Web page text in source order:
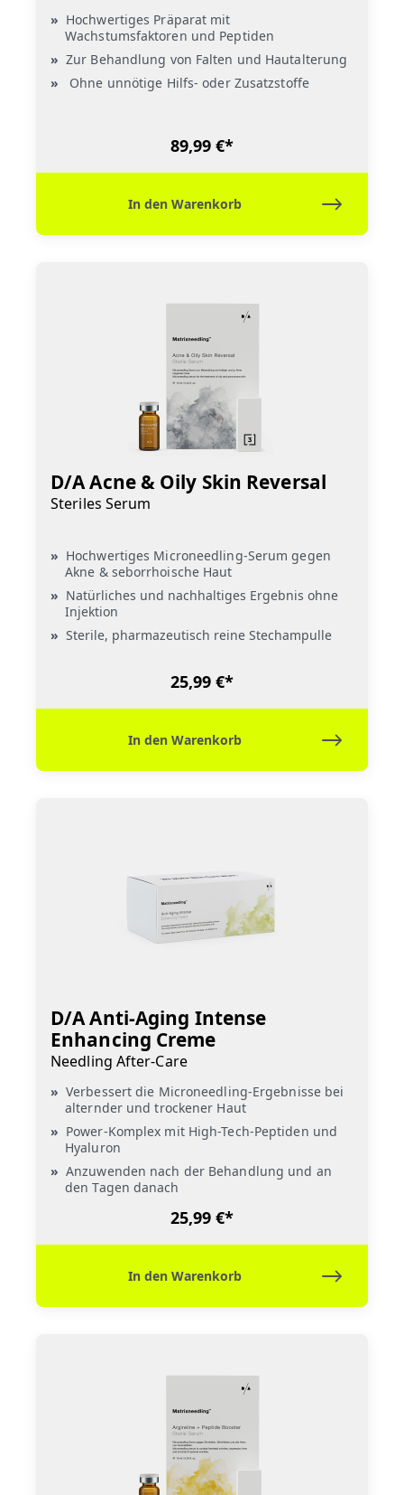
Hochwertiges Präparat mit
Wachstumsfaktoren und Peptiden
Zur Behandlung von Falten und Hautalterung
Ohne unnötige Hilfs- oder Zusatzstoffe
89,99 €*
In den Warenkorb
D/A Acne & Oily Skin Reversal
Steriles Serum
Hochwertiges Microneedling-Serum gegen
Akne & seborrhoische Haut
Natürliches und nachhaltiges Ergebnis ohne
Injektion
Sterile, pharmazeutisch reine Stechampulle
25,99 €*
In den Warenkorb
D/A Anti-Aging Intense
Enhancing Creme
Needling After-Care
Verbessert die Microneedling-Ergebnisse bei
alternder und trockener Haut
Power-Komplex mit High-Tech-Peptiden und
Hyaluron
Anzuwenden nach der Behandlung und an
den Tagen danach
25,99 €*
In den Warenkorb